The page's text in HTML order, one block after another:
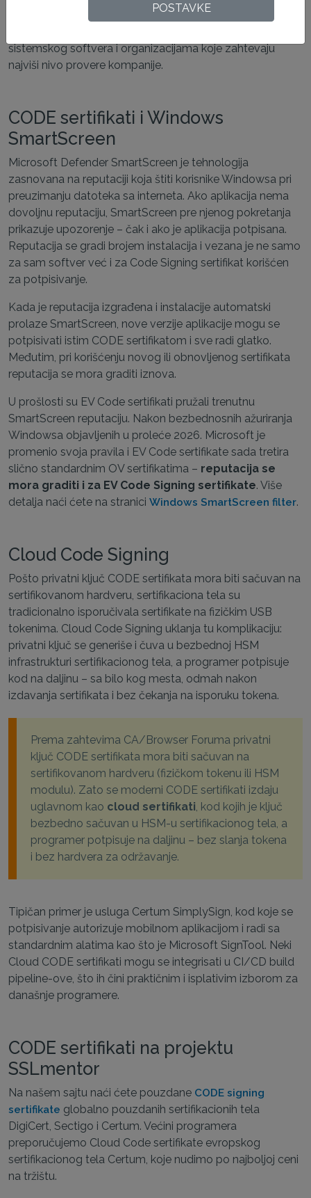
komponenti za Microsoft Windows. Namenjeni su
sistemskog softvera i organizacijama koje zahtevaju
najviši nivo provere kompanije.
CODE sertifikati i Windows
SmartScreen
Microsoft Defender SmartScreen je tehnologija
zasnovana na reputaciji koja štiti korisnike Windowsa pri
preuzimanju datoteka sa interneta. Ako aplikacija nema
dovoljnu reputaciju, SmartScreen pre njenog pokretanja
prikazuje upozorenje – čak i ako je aplikacija potpisana.
Reputacija se gradi brojem instalacija i vezana je ne samo
za sam softver već i za Code Signing sertifikat korišćen
za potpisivanje.
Kada je reputacija izgrađena i instalacije automatski
prolaze SmartScreen, nove verzije aplikacije mogu se
potpisivati istim CODE sertifikatom i sve radi glatko.
Međutim, pri korišćenju novog ili obnovljenog sertifikata
reputacija se mora graditi iznova.
U prošlosti su EV Code sertifikati pružali trenutnu
SmartScreen reputaciju. Nakon bezbednosnih ažuriranja
Windowsa objavljenih u proleće 2026. Microsoft je
promenio svoja pravila i EV Code sertifikate sada tretira
slično standardnim OV sertifikatima – reputacija se
mora graditi i za EV Code Signing sertifikate. Više
detalja naći ćete na stranici Windows SmartScreen filter.
Cloud Code Signing
Pošto privatni ključ CODE sertifikata mora biti sačuvan na
sertifikovanom hardveru, sertifikaciona tela su
tradicionalno isporučivala sertifikate na fizičkim USB
tokenima. Cloud Code Signing uklanja tu komplikaciju:
privatni ključ se generiše i čuva u bezbednoj HSM
infrastrukturi sertifikacionog tela, a programer potpisuje
kod na daljinu – sa bilo kog mesta, odmah nakon
izdavanja sertifikata i bez čekanja na isporuku tokena.
Prema zahtevima CA/Browser Foruma privatni
ključ CODE sertifikata mora biti sačuvan na
sertifikovanom hardveru (fizičkom tokenu ili HSM
modulu). Zato se moderni CODE sertifikati izdaju
uglavnom kao cloud sertifikati, kod kojih je ključ
bezbedno sačuvan u HSM-u sertifikacionog tela, a
programer potpisuje na daljinu – bez slanja tokena
i bez hardvera za održavanje.
Tipičan primer je usluga Certum SimplySign, kod koje se
potpisivanje autorizuje mobilnom aplikacijom i radi sa
standardnim alatima kao što je Microsoft SignTool. Neki
Cloud CODE sertifikati mogu se integrisati u CI/CD build
pipeline-ove, što ih čini praktičnim i isplativim izborom za
današnje programere.
CODE sertifikati na projektu
SSLmentor
Na našem sajtu naći ćete pouzdane CODE signing
sertifikate globalno pouzdanih sertifikacionih tela
DigiCert, Sectigo i Certum. Većini programera
preporučujemo Cloud Code sertifikate evropskog
sertifikacionog tela Certum, koje nudimo po najboljoj ceni
na tržištu.
POSTAVKE